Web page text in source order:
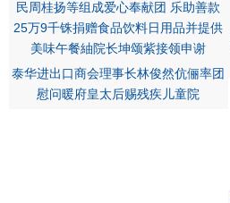
泰华进出口商会理事长林俊然伉俪率团
慰问暖府皇太后赐残疾儿童院